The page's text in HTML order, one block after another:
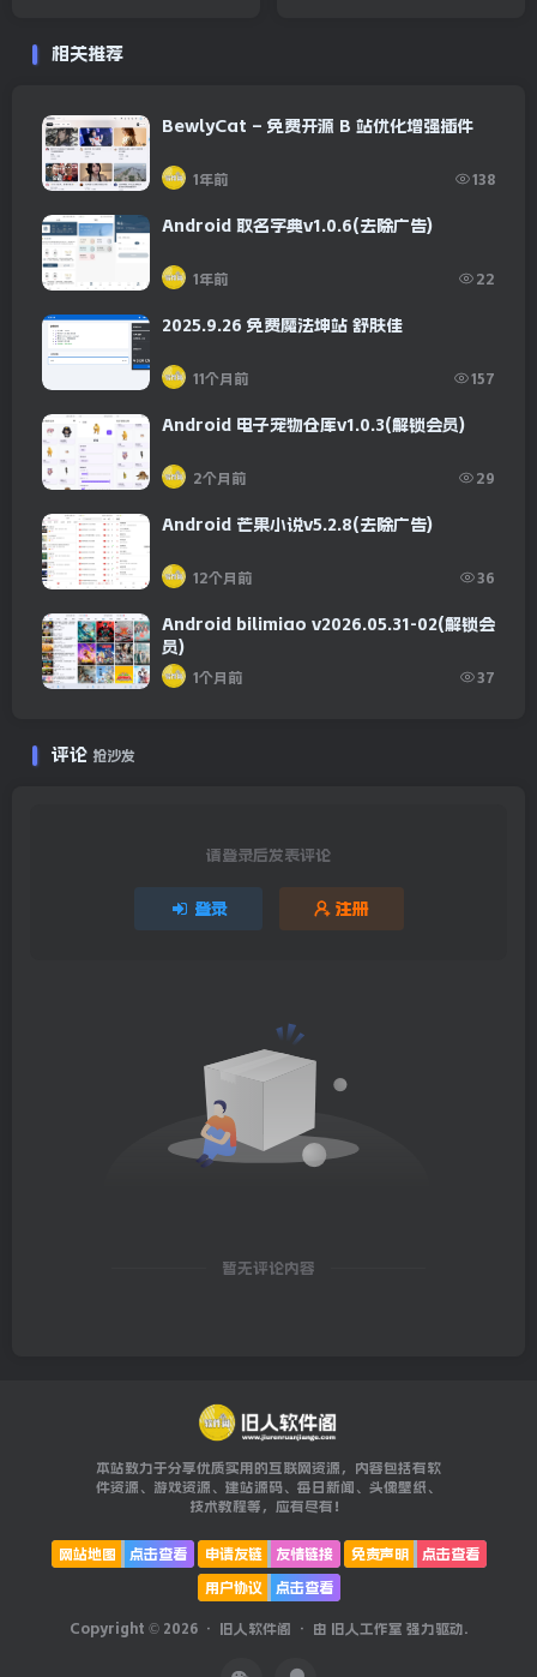
相关推荐
BewlyCat – 免费开源 B 站优化增强插件
1年前 138
Android 取名字典v1.0.6(去除广告)
1年前 22
2025.9.26 免费魔法坤站 舒肤佳
11个月前 157
Android 电子宠物仓库v1.0.3(解锁会员)
2个月前 29
Android 芒果小说v5.2.8(去除广告)
12个月前 36
Android bilimiao v2026.05.31-02(解锁会
员)
1个月前 37
评论 抢沙发
请登录后发表评论
登录 注册
暂无评论内容
本站致力于分享优质实用的互联网资源，内容包括有软
件资源、游戏资源、建站源码、每日新闻、头像壁纸、
技术教程等，应有尽有！
网站地图 点击查看 申请友链 友情链接 免责声明
点击查看
用户协议
点击查看
Copyright © 2026 · 旧人软件阁 · 由 旧人工作室 强力驱动.